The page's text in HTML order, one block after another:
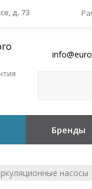
д. 73
Бренды
насосы